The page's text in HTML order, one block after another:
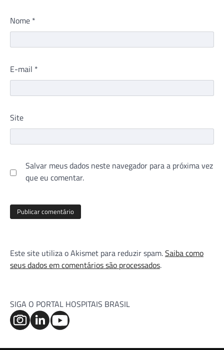
Nome *
E-mail *
Site
Salvar meus dados neste navegador para a próxima vez
que eu comentar.
Este site utiliza o Akismet para reduzir spam.Saiba como
seus dados em comentários são processados.
SIGA O PORTAL HOSPITAIS BRASIL